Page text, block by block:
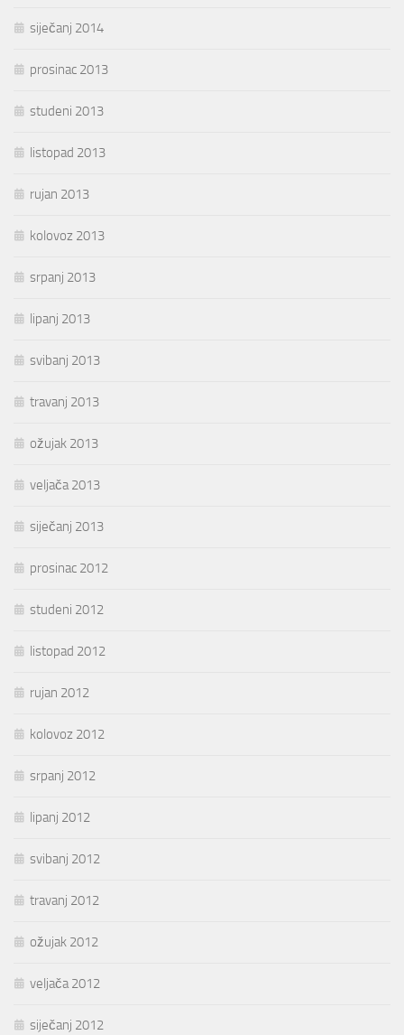
siječanj 2014
prosinac 2013
studeni 2013
listopad 2013
rujan 2013
kolovoz 2013
srpanj 2013
lipanj 2013
svibanj 2013
travanj 2013
ožujak 2013
veljača 2013
siječanj 2013
prosinac 2012
studeni 2012
listopad 2012
rujan 2012
kolovoz 2012
srpanj 2012
lipanj 2012
svibanj 2012
travanj 2012
ožujak 2012
veljača 2012
siječanj 2012